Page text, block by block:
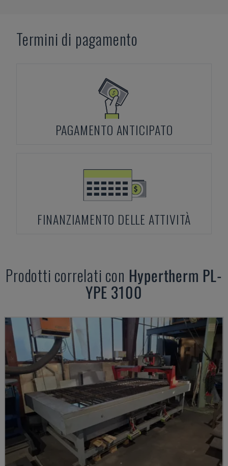
Termini di pagamento
PAGAMENTO ANTICIPATO
FINANZIAMENTO DELLE ATTIVITÀ
Prodotti correlati con Hypertherm PL-
YPE 3100